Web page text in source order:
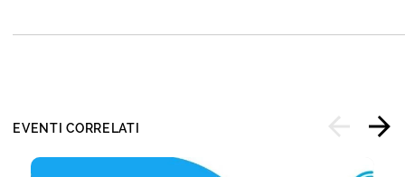
EVENTI CORRELATI